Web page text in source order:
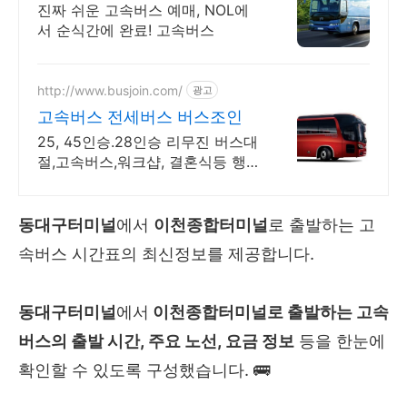
진짜 쉬운 고속버스 예매, NOL에
서 순식간에 완료! 고속버스
http://www.busjoin.com/ 광고
고속버스 전세버스 버스조인
25, 45인승.28인승 리무진 버스대
절,고속버스,워크샵, 결혼식등 행사
동대구터미널에서 이천종합터미널 로 출발하는 고
속버스 시간표의 최신정보를 제공합니다.
동대구터미널에서 이천종합터미널로 출발하는 고속
버스의 출발 시간, 주요 노선, 요금 정보 등을 한눈에
확인할 수 있도록 구성했습니다. 🚌